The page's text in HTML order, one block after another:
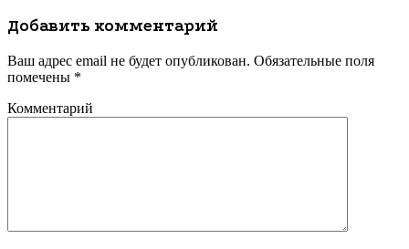
Добавить комментарий
Ваш адрес email не будет опубликован. Обязательные поля
помечены *
Комментарий